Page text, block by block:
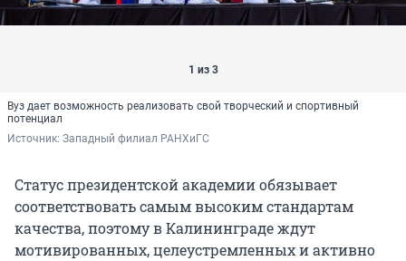
1 из 3
Вуз дает возможность реализовать свой творческий и спортивный
потенциал
Источник: Западный филиал РАНХиГС
Статус президентской академии обязывает
соответствовать самым высоким стандартам
качества, поэтому в Калининграде ждут
мотивированных, целеустремленных и активно